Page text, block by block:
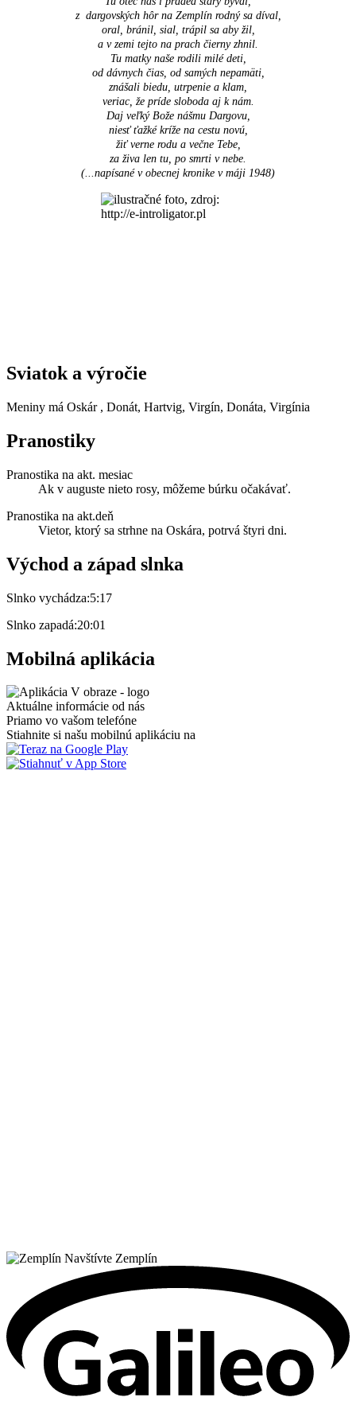
z dargovských hôr na Zemplín rodný sa díval,
oral, bránil, sial, trápil sa aby žil,
a v zemi tejto na prach čierny zhnil.
Tu matky naše rodili milé deti,
od dávnych čias, od samých nepamäti,
znášali biedu, utrpenie a klam,
veriac, že príde sloboda aj k nám.
Daj veľký Bože nášmu Dargovu,
niesť ťažké kríže na cestu novú,
žiť verne rodu a večne Tebe,
za živa len tu, po smrti v nebe.
(...napísané v obecnej kronike v máji 1948)
Sviatok a výročie
Meniny má Oskár , Donát, Hartvig, Virgín, Donáta, Virgínia
Pranostiky
Pranostika na akt. mesiac
Ak v auguste nieto rosy, môžeme búrku očakávať.
Pranostika na akt.deň
Vietor, ktorý sa strhne na Oskára, potrvá štyri dni.
Východ a západ slnka
Slnko vychádza:5:17
Slnko zapadá:20:01
Mobilná aplikácia
Aktuálne informácie od nás
Priamo vo vašom telefóne
Stiahnite si našu mobilnú aplikáciu na
Navštívte Zemplín